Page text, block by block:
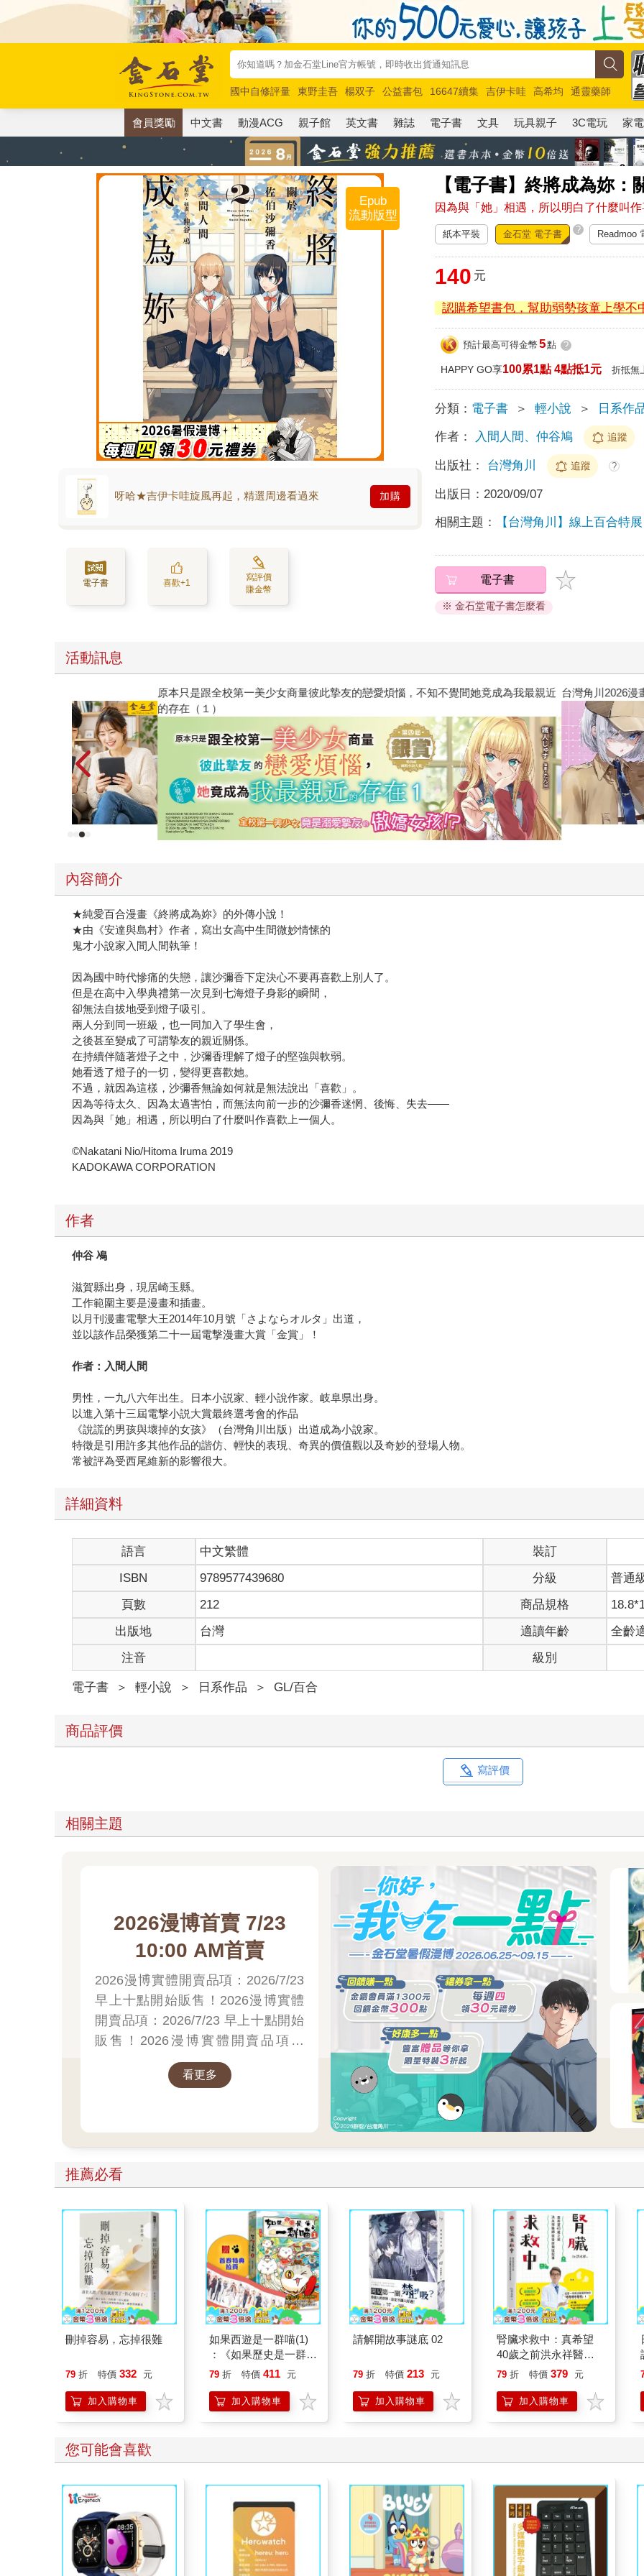
國中自修評量 東野圭吾 楊双子 公益書包 16647續集 吉伊卡哇 高希均
通靈藥師
唯紅花綻放
奧德賽 路邊攤新作 馬斯克 玩具總動員5 超慢跑
會員獎勵 中文書 動漫ACG 親子館 英文書 雜誌 電子書 文具 玩具親子 3C電玩 家電
【電子書】終將成為妳
因為與「她」相遇，所以明白了什麼叫
Epub
流動版型
呀哈★吉伊卡哇旋風再起，精選周邊看過來 加購
電子書 喜歡+1
寫評價
賺金幣
紙本平裝 金石堂 電子書 ? Readmoo
140 元
認購希望書包，幫助弱勢孩童上學不
預計最高可得金幣 5點 ?
HAPPY GO享100累1點 4點抵1元 折抵無
分類： 電子書 ＞ 輕小說 ＞ 日系作
作者： 入間人間、仲谷鳩 追蹤
出版社： 台灣角川 追蹤 ?
出版日： 2020/09/07
相關主題： 【台灣角川】線上百合特展
電子書
※ 金石堂電子書怎麼看
活動訊息
原本只是跟全校第一美少女商量彼此摯友的戀愛煩惱，不知不覺間她竟成為我最親近
的存在（１）
台灣角川2026漫畫博覽會
內容簡介
★純愛百合漫畫《終將成為妳》的外傳小說！
★由《安達與島村》作者，寫出女高中生間微妙情愫的
鬼才小說家入間人間執筆！
因為國中時代慘痛的失戀，讓沙彌香下定決心不要再喜歡上別人了。
但是在高中入學典禮第一次見到七海燈子身影的瞬間，
卻無法自拔地受到燈子吸引。
兩人分到同一班級，也一同加入了學生會，
之後甚至變成了可謂摯友的親近關係。
在持續伴隨著燈子之中，沙彌香理解了燈子的堅強與軟弱。
她看透了燈子的一切，變得更喜歡她。
不過，就因為這樣，沙彌香無論如何就是無法說出「喜歡」。
因為等待太久、因為太過害怕，而無法向前一步的沙彌香迷惘、後悔、失去——
因為與「她」相遇，所以明白了什麼叫作喜歡上一個人。
©Nakatani Nio/Hitoma Iruma 2019
KADOKAWA CORPORATION
作者
仲谷 鳰
滋賀縣出身，現居崎玉縣。
工作範圍主要是漫畫和插畫。
以月刊漫畫電擊大王2014年10月號「さよならオルタ」出道，
並以該作品榮獲第二十一屆電撃漫畫大賞「金賞」！
作者：入間人間
男性，一九八六年出生。日本小説家、輕小說作家。岐阜県出身。
以進入第十三屆電撃小説大賞最終選考會的作品
《說謊的男孩與壞掉的女孩》（台灣角川出版）出道成為小說家。
特徵是引用許多其他作品的諧仿、輕快的表現、奇異的價值觀以及奇妙的登場人物。
常被評為受西尾維新的影響很大。
詳細資料
語言 中文繁體
裝訂
ISBN
9789577439680 分級
普通
頁數
212 商品規格
出版地
台灣 適讀年齡
全齡
注音
級別
電子書 ＞ 輕小說 ＞ 日系作品 ＞ GL/百合
商品評價
寫評價
相關主題
2026漫博首賣 7/23
10:00 AM首賣
2026漫博實體開賣品項：2026/7/23
早上十點開始販售！2026漫博實體
開賣品項：2026/7/23 早上十點開始
販售！2026漫博實體開賣品項：
2026/7/23 早上十點開始販售！先領
券券再結帳喔！看更多
推薦必看
刪掉容易，忘掉很難
79 折 特價 332 元
加入購物車
如果西遊是一群喵(1)
：《如果歷史是一群
喵》作者最新力作，附
79 折 特價 411 元
加入購物車
請解開故事謎底 02
79 折 特價 213 元
加入購物車
腎臟求救中：真希望
40歲之前洪永祥醫師
就告訴我這些事
79 折 特價 379 元
加入購物車
您可能會喜歡